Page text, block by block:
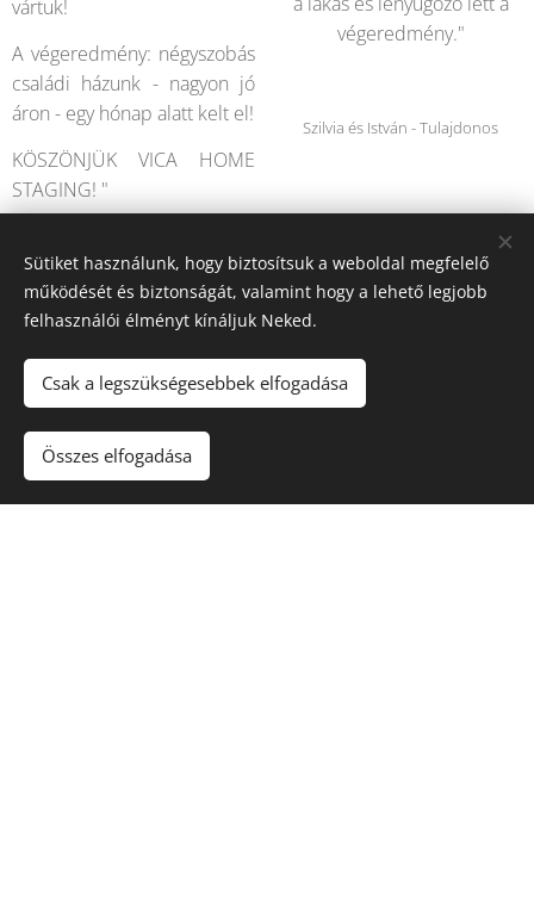
vártuk!
A végeredmény: négyszobás
családi házunk - nagyon jó
áron - egy hónap alatt kelt el!
KÖSZÖNJÜK VICA HOME
STAGING! "
végeredmény."
Szilvia és István - Tulajdonos
Sütiket használunk, hogy biztosítsuk a weboldal megfelelő
működését és biztonságát, valamint hogy a lehető legjobb
felhasználói élményt kínáljuk Neked.
Csak a legszükségesebbek elfogadása
Összes elfogadása